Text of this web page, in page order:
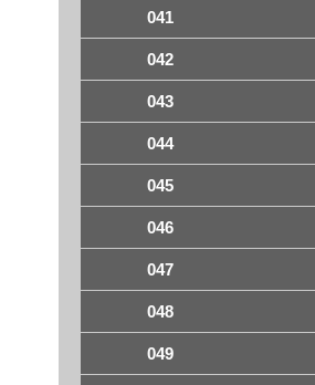
041
042
043
044
045
046
047
048
049